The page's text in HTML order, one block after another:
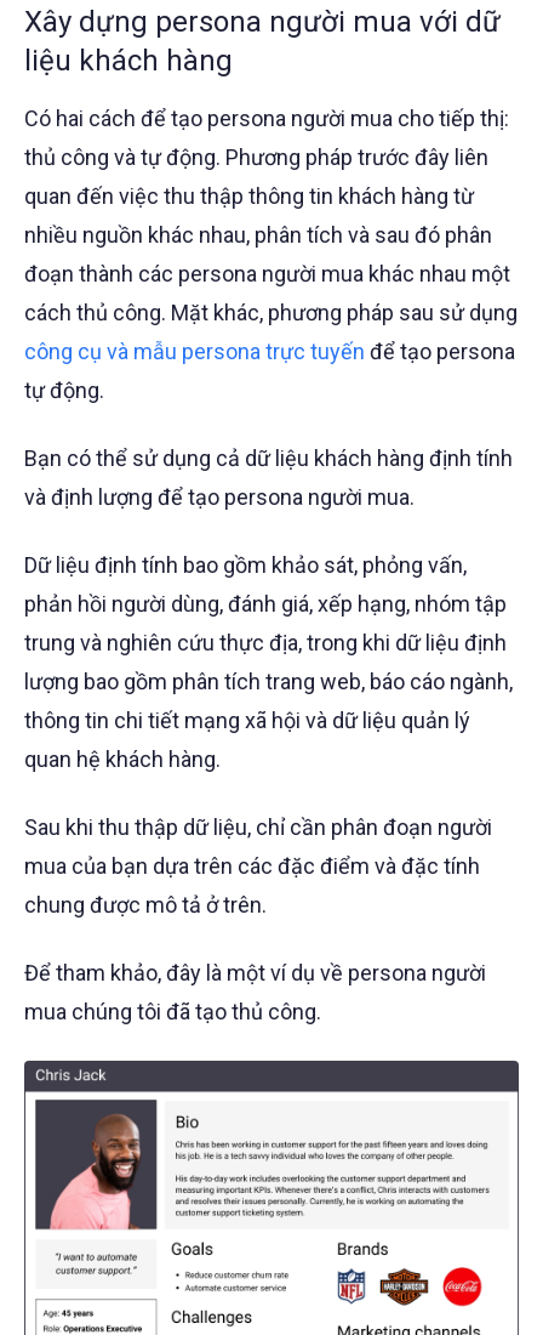
Xây dựng persona người mua với dữ
liệu khách hàng
Có hai cách để tạo persona người mua cho tiếp thị:
thủ công và tự động. Phương pháp trước đây liên
quan đến việc thu thập thông tin khách hàng từ
nhiều nguồn khác nhau, phân tích và sau đó phân
đoạn thành các persona người mua khác nhau một
cách thủ công. Mặt khác, phương pháp sau sử dụng
công cụ và mẫu persona trực tuyến để tạo persona
tự động.
Bạn có thể sử dụng cả dữ liệu khách hàng định tính
và định lượng để tạo persona người mua.
Dữ liệu định tính bao gồm khảo sát, phỏng vấn,
phản hồi người dùng, đánh giá, xếp hạng, nhóm tập
trung và nghiên cứu thực địa, trong khi dữ liệu định
lượng bao gồm phân tích trang web, báo cáo ngành,
thông tin chi tiết mạng xã hội và dữ liệu quản lý
quan hệ khách hàng.
Sau khi thu thập dữ liệu, chỉ cần phân đoạn người
mua của bạn dựa trên các đặc điểm và đặc tính
chung được mô tả ở trên.
Để tham khảo, đây là một ví dụ về persona người
mua chúng tôi đã tạo thủ công.